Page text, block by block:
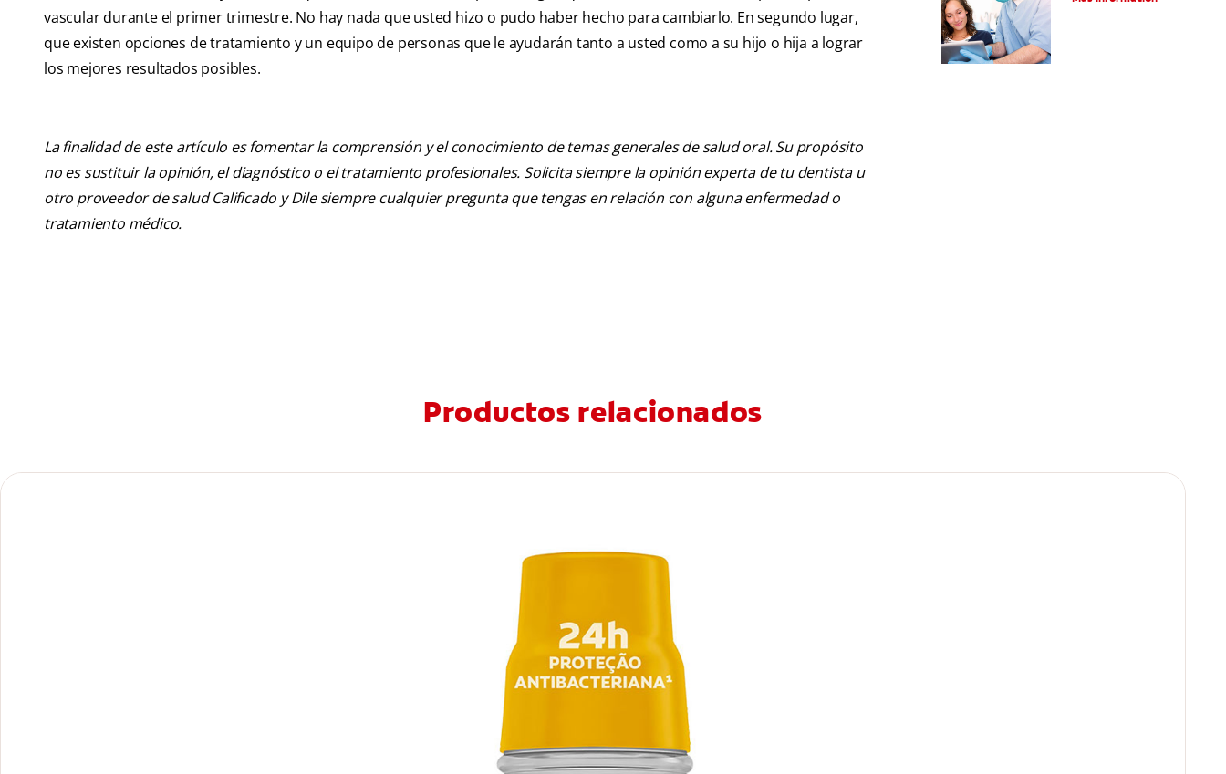
vascular durante el primer trimestre. No hay nada que usted hizo o pudo haber hecho para cambiarlo. En segundo lugar,
que existen opciones de tratamiento y un equipo de personas que le ayudarán tanto a usted como a su hijo o hija a lograr
los mejores resultados posibles.
La finalidad de este artículo es fomentar la comprensión y el conocimiento de temas generales de salud oral. Su propósito
no es sustituir la opinión, el diagnóstico o el tratamiento profesionales. Solicita siempre la opinión experta de tu dentista u
otro proveedor de salud Calificado y Dile siempre cualquier pregunta que tengas en relación con alguna enfermedad o
tratamiento médico.
Productos relacionados